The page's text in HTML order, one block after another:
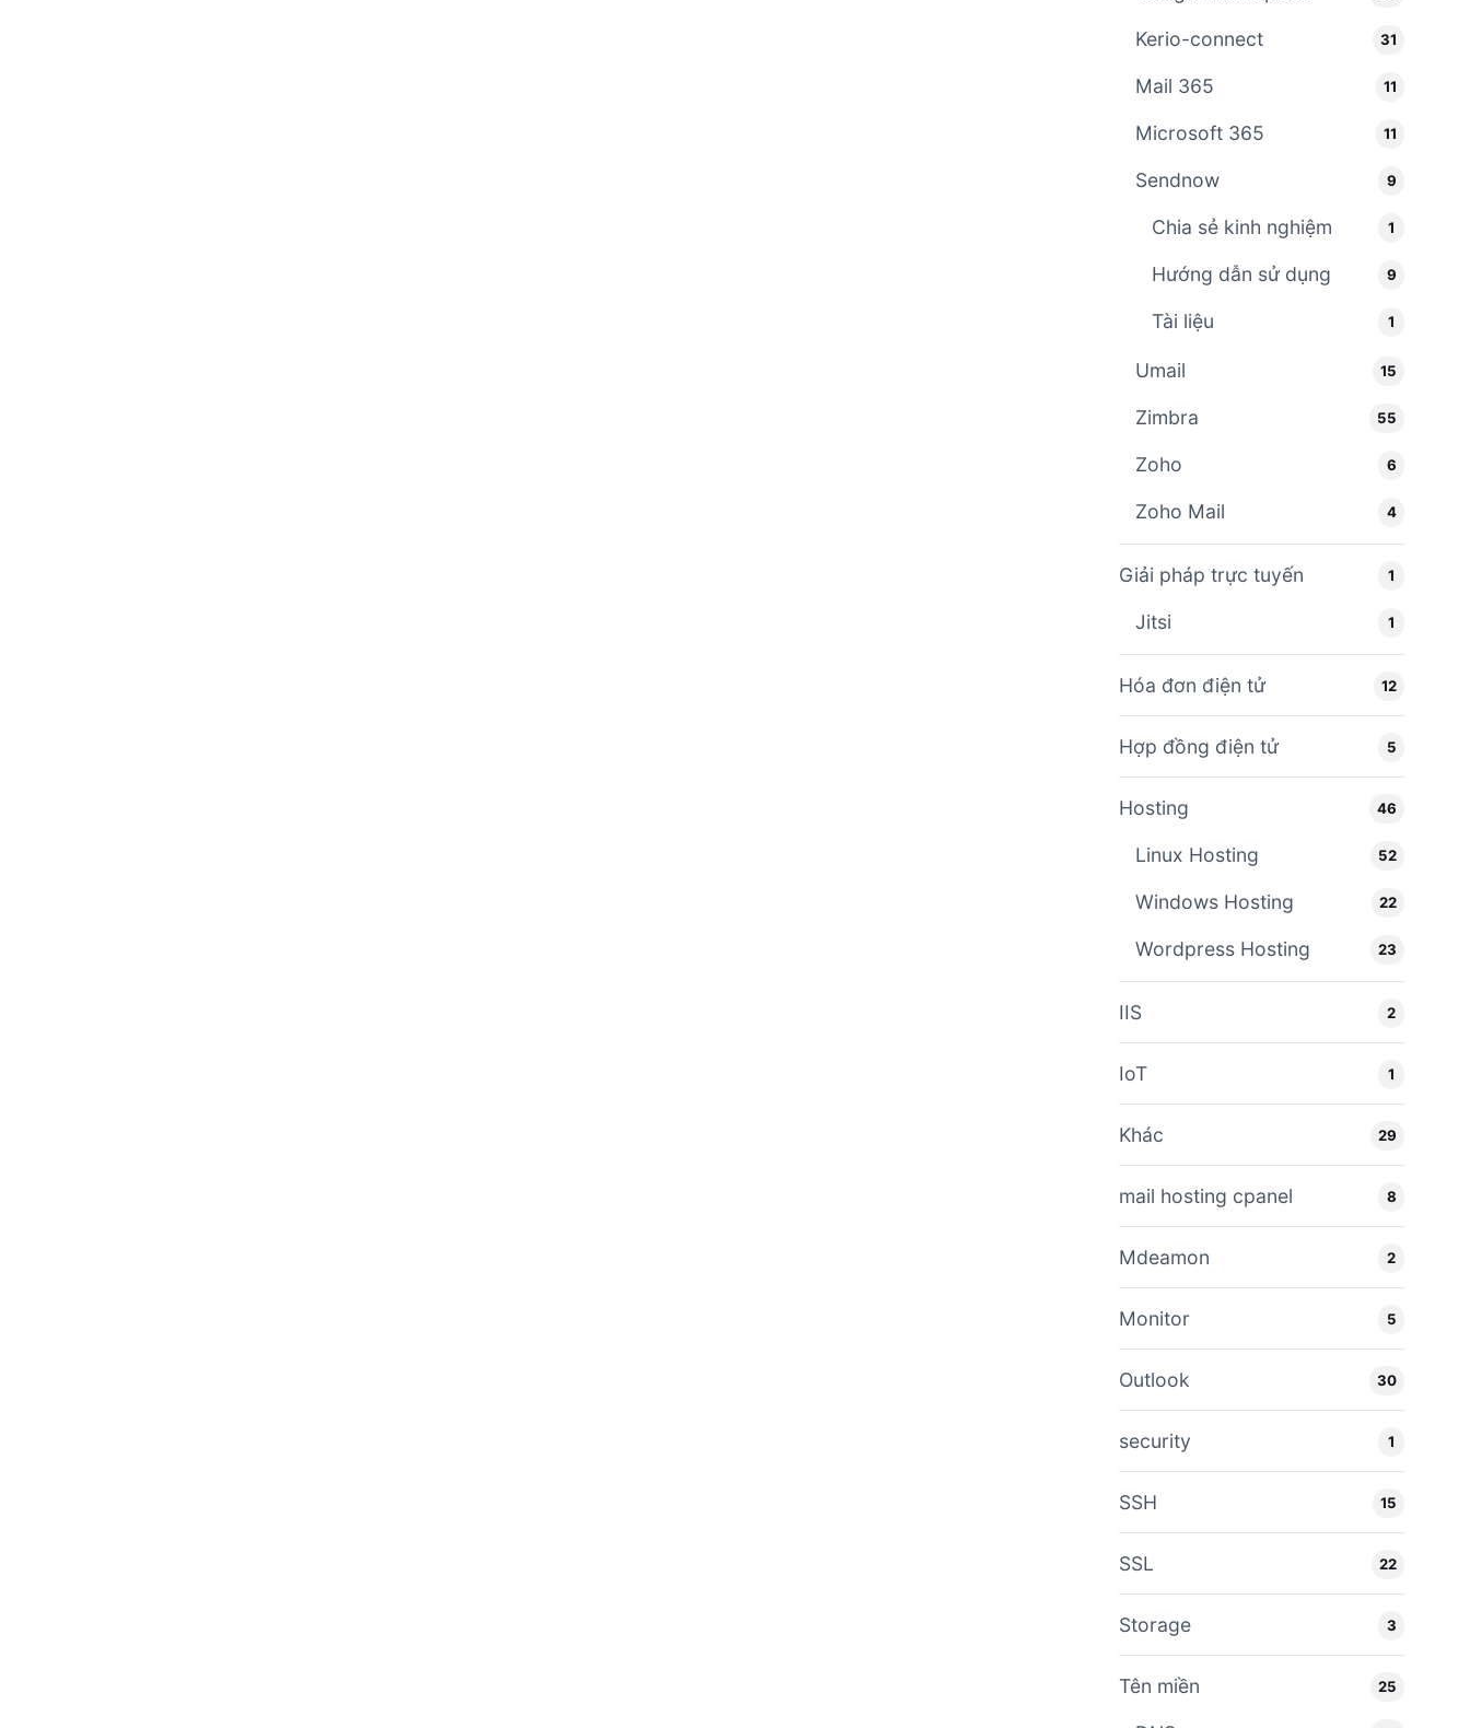
Kerio-connect 31
Mail 365 11
Microsoft 365 11
Sendnow 9
Chia sẻ kinh nghiệm 1
Hướng dẫn sử dụng 9
Tài liệu 1
Umail 15
Zimbra 55
Zoho 6
Zoho Mail 4
Giải pháp trực tuyến 1
Jitsi 1
Hóa đơn điện tử 12
Hợp đồng điện tử 5
Hosting 46
Linux Hosting 52
Windows Hosting 22
Wordpress Hosting 23
IIS 2
IoT 1
Khác 29
mail hosting cpanel 8
Mdeamon 2
Monitor 5
Outlook 30
security 1
SSH 15
SSL 22
Storage 3
Tên miền 25